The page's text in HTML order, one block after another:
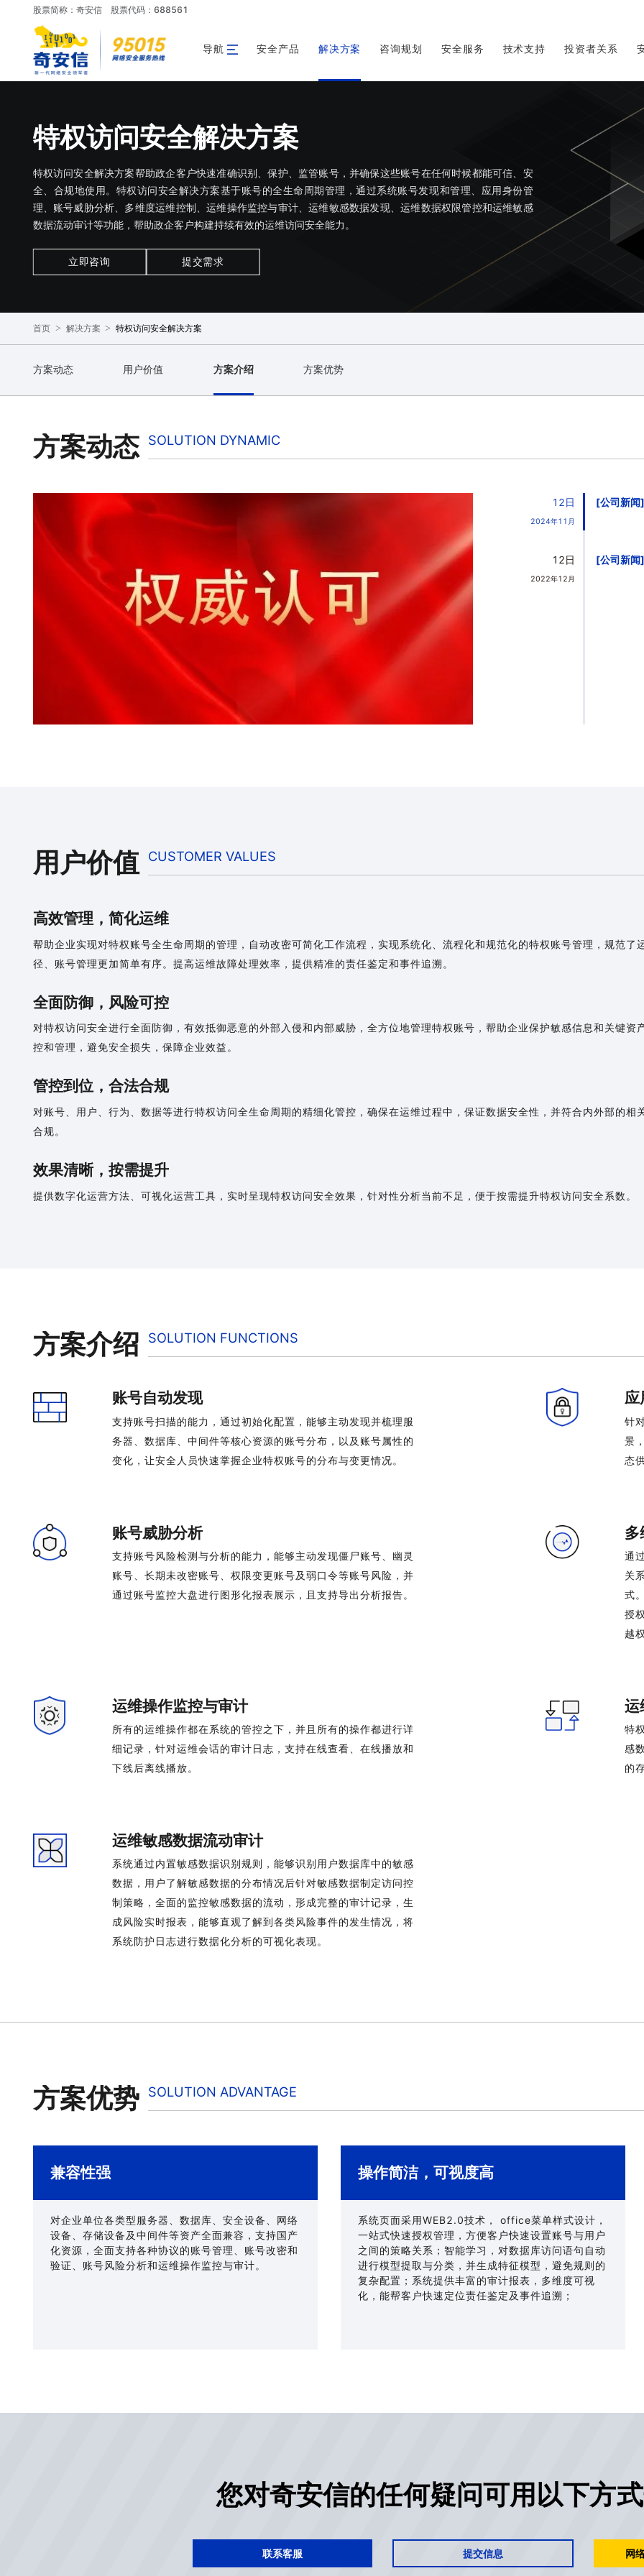
股票简称：奇安信 股票代码：688561
导航 安全产品 解决方案 咨询规划 安全服务 技术支持 投资者关系
特权访问安全解决方案
特权访问安全解决方案帮助政企客户快速准确识别、保护、监管账号，并确保这些账号在任何时候都能可信、安
全、合规地使用。特权访问安全解决方案基于账号的全生命周期管理，通过系统账号发现和管理、应用身份管
理、账号威胁分析、多维度运维控制、运维操作监控与审计、运维敏感数据发现、运维数据权限管控和运维敏感
数据流动审计等功能，帮助政企客户构建持续有效的运维访问安全能力。
立即咨询 提交需求
首页 > 解决方案 > 特权访问安全解决方案
方案动态 用户价值 方案介绍 方案优势
方案动态 SOLUTION DYNAMIC
12日
2024年11月
12日
2022年12月
公司新闻
公司新闻
用户价值 CUSTOMER VALUES
高效管理，简化运维
帮助企业实现对特权账号全生命周期的管理，自动改密可简化工作流程，实现系统化、流程化和规范化的特权账号管理，规范了
径、账号管理更加简单有序。提高运维故障处理效率，提供精准的责任鉴定和事件追溯。
全面防御，风险可控
对特权访问安全进行全面防御，有效抵御恶意的外部入侵和内部威胁，全方位地管理特权账号，帮助企业保护敏感信息和关键资
控和管理，避免安全损失，保障企业效益。
管控到位，合法合规
对账号、用户、行为、数据等进行特权访问全生命周期的精细化管控，确保在运维过程中，保证数据安全性，并符合内外部的相
合规。
效果清晰，按需提升
提供数字化运营方法、可视化运营工具，实时呈现特权访问安全效果，针对性分析当前不足，便于按需提升特权访问安全系数。
方案介绍 SOLUTION FUNCTIONS
账号自动发现
支持账号扫描的能力，通过初始化配置，能够主动发现并梳理服
务器、数据库、中间件等核心资源的账号分布，以及账号属性的
变化，让安全人员快速掌握企业特权账号的分布与变更情况。
应
针
景
态
账号威胁分析
支持账号风险检测与分析的能力，能够主动发现僵尸账号、幽灵
账号、长期未改密账号、权限变更账号及弱口令等账号风险，并
通过账号监控大盘进行图形化报表展示，且支持导出分析报告。
多
通
关
式
授
越
运维操作监控与审计
所有的运维操作都在系统的管控之下，并且所有的操作都进行详
细记录，针对运维会话的审计日志，支持在线查看、在线播放和
下线后离线播放。
运
特
感
的
运维敏感数据流动审计
系统通过内置敏感数据识别规则，能够识别用户数据库中的敏感
数据，用户了解敏感数据的分布情况后针对敏感数据制定访问控
制策略，全面的监控敏感数据的流动，形成完整的审计记录，生
成风险实时报表，能够直观了解到各类风险事件的发生情况，将
系统防护日志进行数据化分析的可视化表现。
方案优势 SOLUTION ADVANTAGE
兼容性强
对企业单位各类型服务器、数据库、安全设备、网络
设备、存储设备及中间件等资产全面兼容，支持国产
化资源，全面支持各种协议的账号管理、账号改密和
验证、账号风险分析和运维操作监控与审计。
操作简洁，可视度高
系统页面采用WEB2.0技术， office菜单样式设计，
一站式快速授权管理，方便客户快速设置账号与用户
之间的策略关系；智能学习，对数据库访问语句自动
进行模型提取与分类，并生成特征模型，避免规则的
复杂配置；系统提供丰富的审计报表，多维度可视
化，能帮客户快速定位责任鉴定及事件追溯；
您对奇安信的任何疑问可用以下方
联系客服 提交信息 网